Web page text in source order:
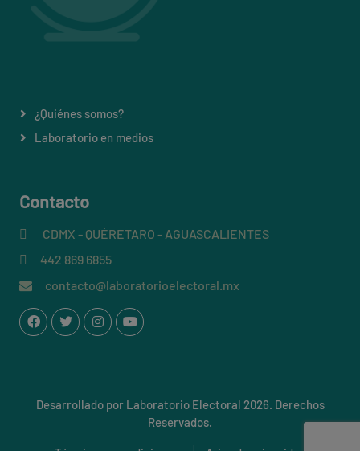
¿Quiénes somos?
Laboratorio en medios
Contacto
CDMX - QUÉRETARO - AGUASCALIENTES
442 869 6855
contacto@laboratorioelectoral.mx
Desarrollado por Laboratorio Electoral 2026. Derechos
Reservados.